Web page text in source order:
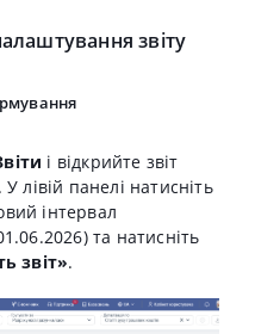
звіту
і відкрийте звіт
. У лівій панелі натисніть
інтервал
та натисніть
звіт».